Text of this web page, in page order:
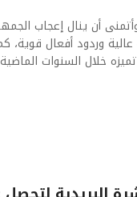
أن ينال إعجاب
وردود أفعال قوية،
خلال السنوات